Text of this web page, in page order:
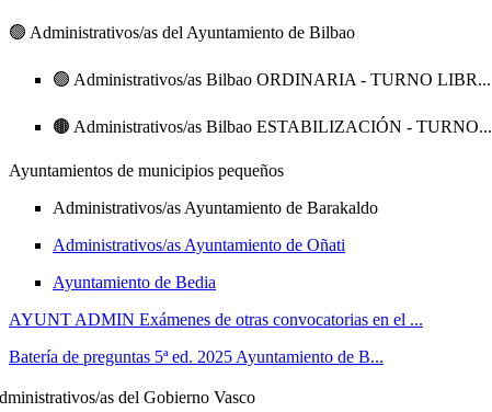
🟢 Administrativos/as del Ayuntamiento de Bilbao
🟢 Administrativos/as Bilbao ORDINARIA - TURNO LIBR...
🟤 Administrativos/as Bilbao ESTABILIZACIÓN - TURNO...
Ayuntamientos de municipios pequeños
Administrativos/as Ayuntamiento de Barakaldo
Administrativos/as Ayuntamiento de Oñati
Ayuntamiento de Bedia
AYUNT ADMIN Exámenes de otras convocatorias en el ...
Batería de preguntas 5ª ed. 2025 Ayuntamiento de B...
as del Gobierno Vasco